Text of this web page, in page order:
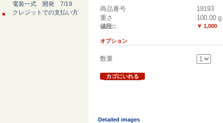
電装一式 開発 7/19
クレジットでの支払い方
商品番号
19193
重さ
100.00 g
値段:: ￥ 1,000
オプション
数量
カゴにいれる
Detailed images